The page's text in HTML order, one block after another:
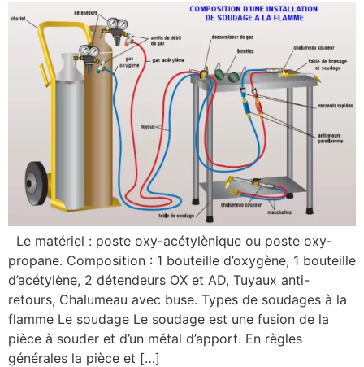
Le matériel : poste oxy-acétylènique ou poste oxy-
propane. Composition : 1 bouteille d’oxygène, 1 bouteille
d’acétylène, 2 détendeurs OX et AD, Tuyaux anti-
retours, Chalumeau avec buse. Types de soudages à la
flamme Le soudage Le soudage est une fusion de la
pièce à souder et d’un métal d’apport. En règles
générales la pièce et […]